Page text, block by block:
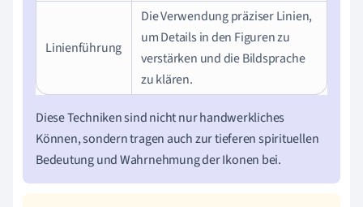
Linienführung
Die Verwendung präziser Linien,
um Details in den Figuren zu
verstärken und die Bildsprache
zu klären.
Diese Techniken sind nicht nur handwerkliches
Können, sondern tragen auch zur tieferen spirituellen
Bedeutung und Wahrnehmung der Ikonen bei.